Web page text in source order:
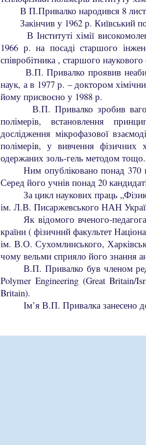
В П.Привалко народився 8
Закінчив у 1962 р. Київський
В Інституті хімії
1966 р. на посаді старшого
співробітника , старшого
В.П. Привалко проявив
наук, а в 1977 р. – доктором
йому присвоєно у 1988 р.
В.П. Привалко зробив
полімерів, встановлення
дослідження мікрофазової
полімерів, у вивчення фізичних
одержаних золь-гель методом тощо.
Ним опубліковано понад 370
Серед його учнів понад 20
За цикл наукових праць
ім. Л.В. Писаржевського НАН
Як відомого вченого-
країни ( фізичний факультет
ім. В.О. Сухомлинського,
чому вельми сприяло його знання
В.П. Привалко був членом
Polymer Engineering (Great Britain/
Britain).
Ім’я В.П. Привалка занесено